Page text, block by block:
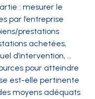
: mesurer le
par l’entreprise
prestations
achetées,
d’intervention, …
pour atteindre
est-elle pertinente
moyens adéquats